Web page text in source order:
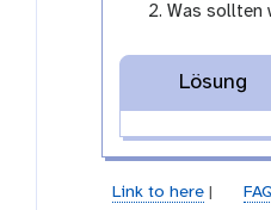
Was sollten
Lösung
Link to here|